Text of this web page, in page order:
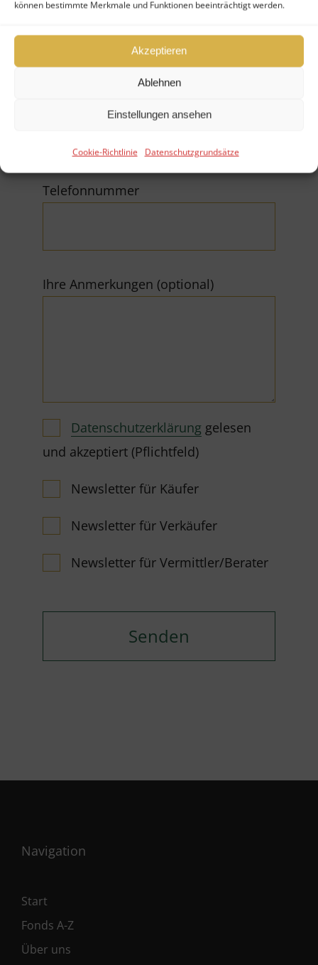
können bestimmte Merkmale und Funktionen beeinträchtigt werden.
Akzeptieren
Ablehnen
Einstellungen ansehen
Cookie-Richtlinie Datenschutzgrundsätze
Telefonnummer
Ihre Anmerkungen (optional)
Datenschutzerklärung gelesen
und akzeptiert (Pflichtfeld)
Newsletter für Käufer
Newsletter für Verkäufer
Newsletter für Vermittler/Berater
Navigation
Start
Fonds A-Z
Über uns